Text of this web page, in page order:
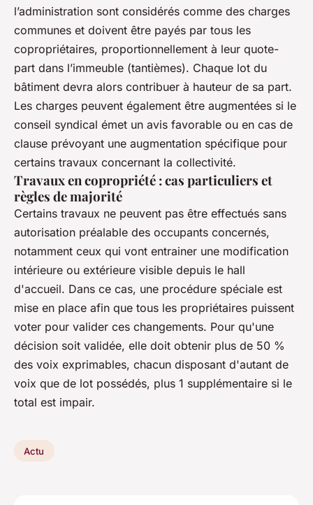
l’administration sont considérés comme des charges
communes et doivent être payés par tous les
copropriétaires, proportionnellement à leur quote-
part dans l’immeuble (tantièmes). Chaque lot du
bâtiment devra alors contribuer à hauteur de sa part.
Les charges peuvent également être augmentées si le
conseil syndical émet un avis favorable ou en cas de
clause prévoyant une augmentation spécifique pour
certains travaux concernant la collectivité.
Travaux en copropriété : cas particuliers et
règles de majorité
Certains travaux ne peuvent pas être effectués sans
autorisation préalable des occupants concernés,
notamment ceux qui vont entrainer une modification
intérieure ou extérieure visible depuis le hall
d'accueil. Dans ce cas, une procédure spéciale est
mise en place afin que tous les propriétaires puissent
voter pour valider ces changements. Pour qu'une
décision soit validée, elle doit obtenir plus de 50 %
des voix exprimables, chacun disposant d'autant de
voix que de lot possédés, plus 1 supplémentaire si le
total est impair.
Actu